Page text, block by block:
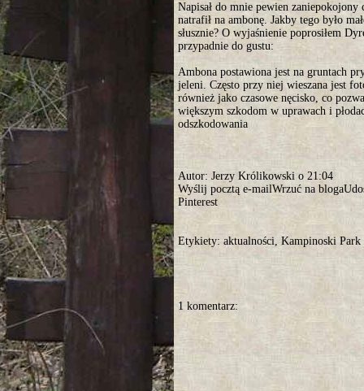
Napisał do mnie pewien
natrafił na ambonę. Jakby tego było
słusznie? O wyjaśnienie poprosiłem
przypadnie do gustu:
Ambona postawiona jest na gruntach
jeleni. Często przy niej wieszana jest
również jako czasowe nęcisko, co
większym szkodom w uprawach i
odszkodowania
Autor: Jerzy Królikowski o 21:04
Wyślij pocztą e-mailWrzuć na
Pinterest
Etykiety: aktualności, Kampinoski
1 komentarz: